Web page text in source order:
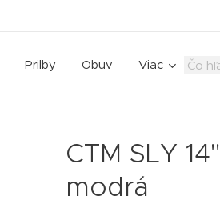
Prilby Obuv Viac
CTM SLY
modrá